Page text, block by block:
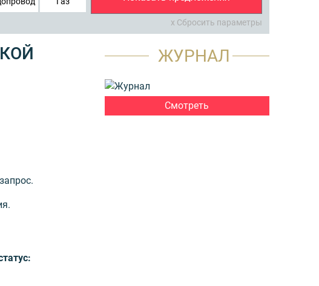
x Сбросить параметры
ЖУРНАЛ
Смотреть